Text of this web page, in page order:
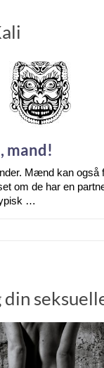
mand!
Mænd kan også
om de har en
…
din